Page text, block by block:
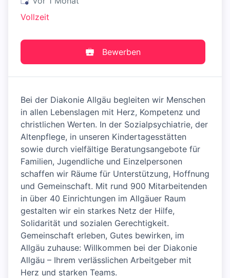
Vollzeit
Bewerben
Bei der Diakonie Allgäu begleiten wir Menschen
in allen Lebenslagen mit Herz, Kompetenz und
christlichen Werten. In der Sozialpsychiatrie, der
Altenpflege, in unseren Kindertagesstätten
sowie durch vielfältige Beratungsangebote für
Familien, Jugendliche und Einzelpersonen
schaffen wir Räume für Unterstützung, Hoffnung
und Gemeinschaft. Mit rund 900 Mitarbeitenden
in über 40 Einrichtungen im Allgäuer Raum
gestalten wir ein starkes Netz der Hilfe,
Solidarität und sozialen Gerechtigkeit.
Gemeinschaft erleben, Gutes bewirken, im
Allgäu zuhause: Willkommen bei der Diakonie
Allgäu – Ihrem verlässlichen Arbeitgeber mit
Herz und starken Teams.